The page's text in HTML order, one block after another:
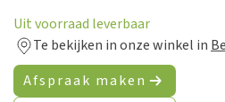
Uit voorraad leverbaar
Te bekijken in onze winkel in
Afspraak maken